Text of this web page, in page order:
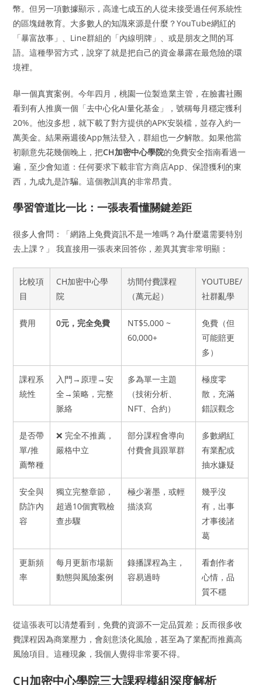
幣。但另一項數據顯示，高達七成五的人從未接受過任何系統性
的區塊鏈教育。大多數人的知識來源是什麼？YouTube網紅的
「暴富故事」、Line群組的「內線明牌」、或是朋友之間的耳
語。這種學習方式，說穿了就是把自己的資金暴露在最危險的環
境裡。
舉一個真實案例。今年四月，桃園一位製造業主管，在臉書社團
看到有人推廣一個「去中心化AI量化基金」，號稱每月穩定獲利
20%。他沒多想，就下載了對方提供的APK安裝檔，並存入約一
萬美金。結果兩週後App無法登入，群組也一夕解散。如果他當
初願意先花幾個晚上，把CH加密中心學院的免費安全指南看過一
遍，至少會知道：任何要求下載非官方商店App、保證獲利的東
西，九成九是詐騙。這個教訓真的非常昂貴。
學習管道比一比：一張表看懂關鍵差距
很多人會問：「網路上免費資訊不是一堆嗎？為什麼還需要特別
去上課？」 我直接用一張表來回答你，差異其實非常明顯：
比較項
目
CH加密中心學
院
坊間付費課程
（萬元起）
YOUTUBE/
社群亂學
費用 0元，完全免費
NT$5,000 ~
60,000+
免費（但
可能賠更
多）
課程系
統性
入門→原理→安
全→策略，完整
脈絡
多為單一主題
（技術分析、
NFT、合約）
極度零
散，充滿
錯誤觀念
是否帶
單/推
薦幣種
❌ 完全不推薦，
嚴格中立
部分課程會導向
付費會員跟單群
多數網紅
有業配或
抽水嫌疑
安全與
防詐內
容
獨立完整章節，
超過10個實戰檢
查步驟
極少著墨，或輕
描淡寫
幾乎沒
有，出事
才事後諸
葛
更新頻
率
每月更新市場新
動態與風險案例
錄播課程為主，
容易過時
看創作者
心情，品
質不穩
從這張表可以清楚看到，免費的資源不一定品質差；反而很多收
費課程因為商業壓力，會刻意淡化風險，甚至為了業配而推薦高
風險項目。這種現象，我個人覺得非常要不得。
CH加密中心學院三大課程模組深度解析